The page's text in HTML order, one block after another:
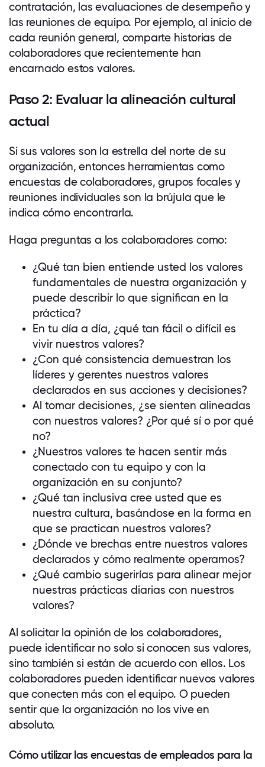
contratación, las evaluaciones de desempeño y
las reuniones de equipo. Por ejemplo, al inicio de
cada reunión general, comparte historias de
colaboradores que recientemente han
encarnado estos valores.
Paso 2: Evaluar la alineación cultural
actual
Si sus valores son la estrella del norte de su
organización, entonces herramientas como
encuestas decolaboradores, grupos focales y
reuniones individuales son la brújula que le
indica cómo encontrarla.
Haga preguntas a los colaboradores como:
¿Qué tan bien entiende usted los valores
fundamentales de nuestra organización y
puede describir lo que significan en la
práctica?
En tu día a día, ¿qué tan fácil o difícil es
vivir nuestros valores?
¿Con qué consistencia demuestran los
líderes y gerentes nuestros valores
declarados en sus acciones y decisiones?
Al tomar decisiones, ¿se sienten alineadas
con nuestros valores? ¿Por qué sí o por qué
no?
¿Nuestros valores te hacen sentir más
conectado con tu equipo y con la
organización en su conjunto?
¿Qué tan inclusiva cree usted que es
nuestra cultura, basándose en la forma en
que se practican nuestros valores?
¿Dónde ve brechas entre nuestros valores
declarados y cómo realmente operamos?
¿Qué cambio sugerirías para alinear mejor
nuestras prácticas diarias con nuestros
valores?
Al solicitar la opinión de los colaboradores,
puede identificar no solo si conocen sus valores,
sino también si están de acuerdo con ellos. Los
colaboradores pueden identificar nuevos valores
que conecten más con el equipo. O pueden
sentir que la organización no los vive en
absoluto.
Cómo utilizar las encuestas de empleados para la